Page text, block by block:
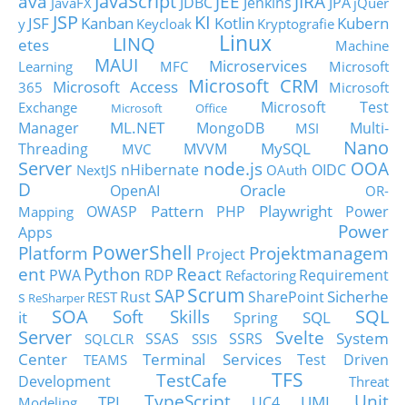
y JSF JSP Kanban Keycloak KI Kotlin Kryptografie Kubern
etes
LINQ Linux
Machine
Learning
MAUI MFC Microservices
Microsoft
365
Microsoft Access Microsoft CRM
Microsoft
Exchange
Microsoft Office
Microsoft Test
Manager
ML.NET MongoDB MSI
Multi-
Threading
MVC MVVM MySQL
Nano
Server NextJS nHibernate node.js OAuth OIDC OOA
D
OpenAI Oracle
OR-
Mapping
OWASP Pattern PHP Playwright
Power
Apps
Power
Platform PowerShell Project Projektmanagem
ent PWA Python RDP React Refactoring Requirement
s ReSharper RESTRust SAPScrum SharePointSicherhe
it
SOA Soft Skills Spring SQL
SQL
Server
SQLCLR SSAS SSIS SSRS Svelte
System
Center
TEAMS Terminal Services
Test Driven
Development
TestCafe TFS
Threat